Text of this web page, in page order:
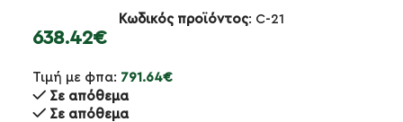
Κωδικός προϊόντος: C-21
638.42€
Τιμή με φπα: 791.64€
Σε απόθεμα
Σε απόθεμα